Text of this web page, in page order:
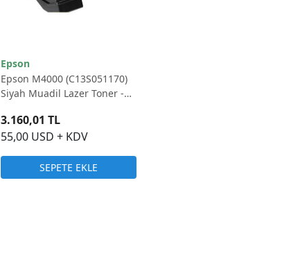
Epson
Epson M4000 (C13S051170)
Siyah Muadil Lazer Toner -
55,00 USD + KDV
3.160,01 TL
SEPETE EKLE